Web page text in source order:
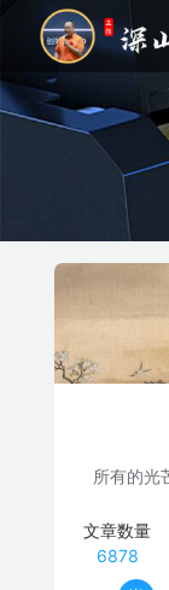
所有的光
文章数量
6878